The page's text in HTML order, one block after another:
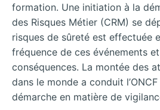
formation. Une initiation à la
des Risques Métier (CRM) se
risques de sûreté est effectuée
fréquence de ces événements
conséquences. La montée des
dans le monde a conduit
démarche en matière de